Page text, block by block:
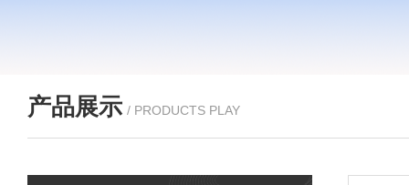
产品展示 / PRODUCTS PLAY